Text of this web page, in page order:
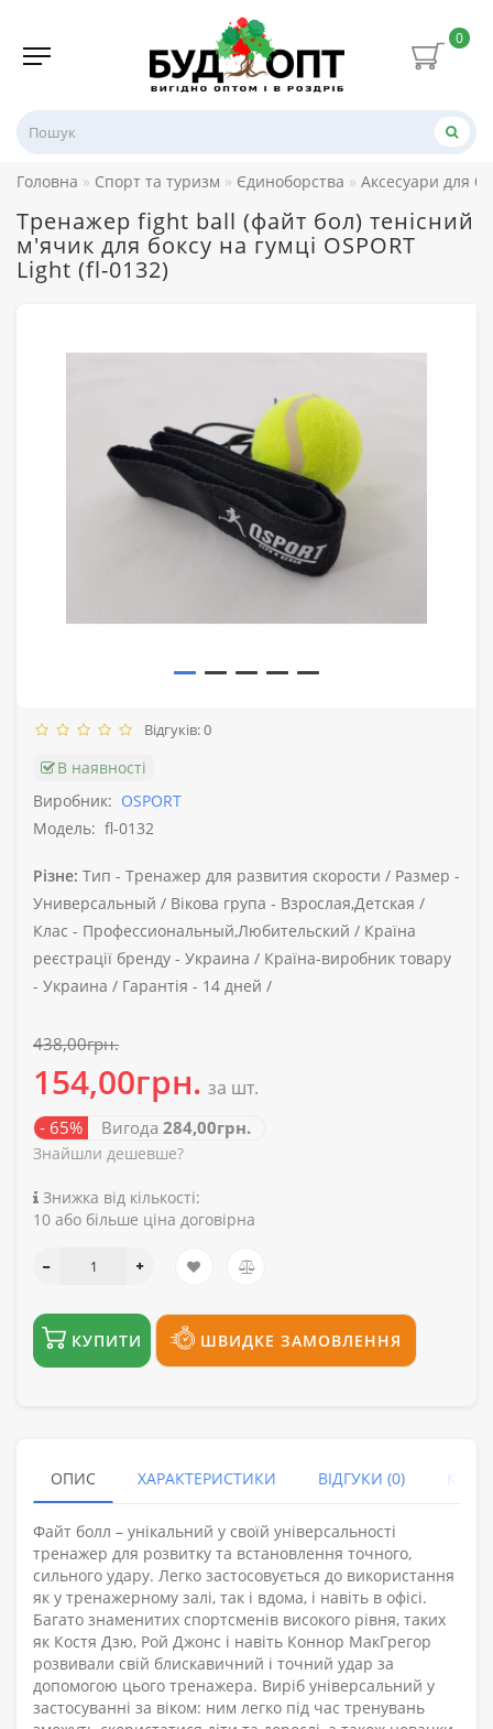
0
Головна Спорт та туризм Єдиноборства Аксесуари для
Тренажер fight ball (файт бол) тенісний
м'ячик для боксу на гумці OSPORT
Light (fl-0132)
Відгуків: 0
В наявності
Виробник: OSPORT
Модель: fl-0132
Різне: Тип - Тренажер для развития скорости / Размер -
Универсальный / Вікова група - Взрослая,Детская /
Клас - Профессиональный,Любительский / Країна
реєстрації бренду - Украина / Країна-виробник товару
- Украина / Гарантія - 14 дней /
438,00грн.
154,00грн. за шт.
- 65% Вигода 284,00грн.
Знайшли дешевше?
Знижка від кількості:
10 або більше ціна договірна
КУПИТИ ШВИДКЕ ЗАМОВЛЕННЯ
ОПИС ХАРАКТЕРИСТИКИ ВІДГУКИ (0)
Файт болл – унікальний у своїй універсальності
тренажер для розвитку та встановлення точного,
сильного удару. Легко застосовується до використання
як у тренажерному залі, так і вдома, і навіть в офісі.
Багато знаменитих спортсменів високого рівня, таких
як Костя Дзю, Рой Джонс і навіть Коннор МакГрегор
розвивали свій блискавичний і точний удар за
допомогою цього тренажера. Виріб універсальний у
застосуванні за віком: ним легко під час тренувань